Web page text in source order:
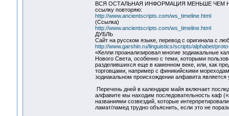
ВСЯ ОСТАЛЬНАЯ ИНФОРМАЦИЯ МЕНЬШЕ ЧЕМ
ссылку повторяю:
http://www.ancientscripts.com/ws_timeline.html
(Ссылка)
http://www.ancientscripts.com/ws_timeline.html
ДУБЛЬ
Сайт на русском языке, перевод с оригинала с
http://www.garshin.ru/linguistics/scripts/alphabet/
«Келли проанализировал многие зодиакальные
Нового Света, особенно с теми, которыми
разделившихся еще в каменном веке, или, как
торговцами, например с финикийскими
зодиакальном происхождении алфавита
Перечень дней в календаре майя включает
алфавите мы находим последовательность каф
названиями созвездий, которые
ламат/ламед трудно объяснить, если это не